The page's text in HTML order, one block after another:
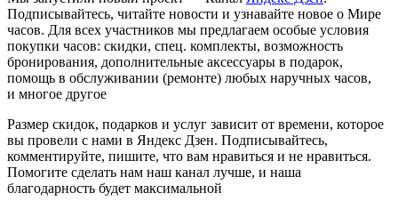
Подписывайтесь, читайте новости и узнавайте новое о Мире
часов. Для всех участников мы предлагаем особые условия
покупки часов: скидки, спец. комплекты, возможность
бронирования, дополнительные аксессуары в подарок,
помощь в обслуживании (ремонте) любых наручных часов,
и многое другое
Размер скидок, подарков и услуг зависит от времени, которое
вы провели с нами в Яндекс Дзен. Подписывайтесь,
комментируйте, пишите, что вам нравиться и не нравиться.
Помогите сделать нам наш канал лучше, и наша
благодарность будет максимальной